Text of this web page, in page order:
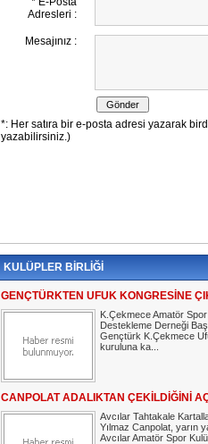
KULÜPLER BİRLİĞİ
GENÇTÜRKTEN UFUK KONGRESİNE
K.Çekmece Amatör
Destekleme Derneği
Gençtürk K.Çekmece
kuruluna ka...
CANPOLAT ADALIKTAN ÇEKİLDİĞİNİ
Avcılar Tahtakale
Yılmaz Canpolat, yarın
Avcılar Amatör Spor